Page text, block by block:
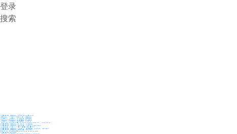
登录
搜索
36氪Auto
智能涌现
未来城市
启动Power on
36氪出海
潮生TIDE
36氪企服点评
36氪财经
职场bonus
36碳